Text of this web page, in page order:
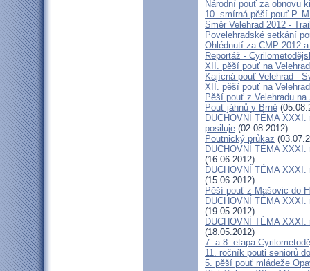
Národní pouť za obnovu
10. smírná pěší pouť P.
Směr Velehrad 2012 -
Povelehradské setkání
Ohlédnutí za CMP 2012
Reportáž -
XII. pěší pouť na
Kajícná pouť Velehrad -
XII. pěší pouť na
Pěší pouť z Velehradu na
Pouť jáhnů v Brně
DUCHOVNÍ TÉMA
posiluje (02.08.2012)
Poutnický průkaz
DUCHOVNÍ TÉMA
(16.06.2012)
DUCHOVNÍ TÉMA
(15.06.2012)
Pěší pouť z Mašovic do
DUCHOVNÍ TÉMA
(19.05.2012)
DUCHOVNÍ TÉMA
(18.05.2012)
7. a 8. etapa
11. ročník pouti seniorů
5. pěší pouť mládeže